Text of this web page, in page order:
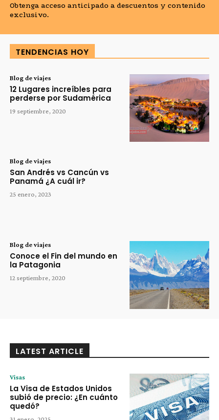
Obtenga acceso anticipado a descuentos y contenido
exclusivo.
TENDENCIAS HOY
Blog de viajes
12 Lugares increíbles para
perderse por Sudamérica
19 septiembre, 2020
Blog de viajes
San Andrés vs Cancún vs
Panamá ¿A cuál ir?
25 enero, 2023
Blog de viajes
Conoce el Fin del mundo en
la Patagonia
12 septiembre, 2020
LATEST ARTICLE
Visas
La Visa de Estados Unidos
subió de precio: ¿En cuánto
quedó?